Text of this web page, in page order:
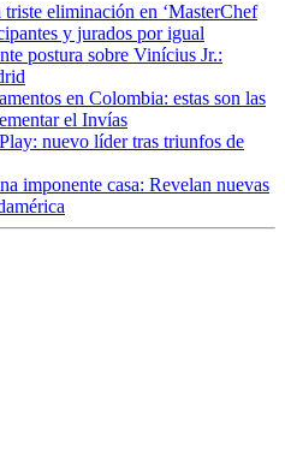
eliminación en ‘MasterChef
y jurados por igual
postura sobre Vinícius Jr.:
en Colombia: estas son las
el Invías
nuevo líder tras triunfos de
imponente casa: Revelan nuevas